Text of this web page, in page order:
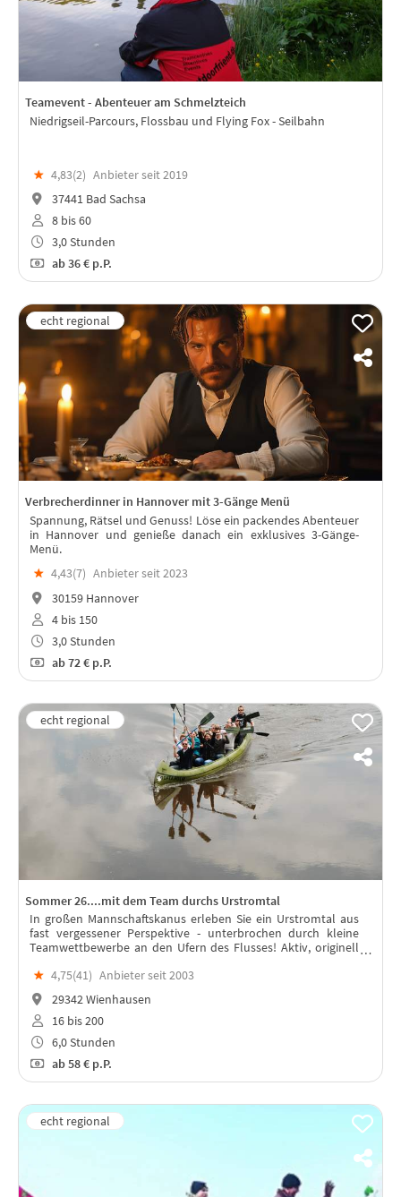
Teamevent - Abenteuer am Schmelzteich
Niedrigseil-Parcours, Flossbau und Flying Fox - Seilbahn
★ 4,83(2) Anbieter seit 2019
37441 Bad Sachsa
8 bis 60
3,0 Stunden
ab36 € p.P.
Verbrecherdinner in Hannover mit 3-Gänge Menü
Spannung, Rätsel und Genuss! Löse ein packendes Abenteuer
in Hannover und genieße danach ein exklusives 3-Gänge-
Menü.
★ 4,43(7) Anbieter seit 2023
30159 Hannover
4 bis 150
3,0 Stunden
ab72 € p.P.
Sommer 26....mit dem Team durchs Urstromtal
In großen Mannschaftskanus erleben Sie ein Urstromtal aus
fast vergessener Perspektive - unterbrochen durch kleine
Teamwettbewerbe an den Ufern des Flusses! Aktiv, originell
★ 4,75(41) Anbieter seit 2003
29342 Wienhausen
16 bis 200
6,0 Stunden
ab58 € p.P.